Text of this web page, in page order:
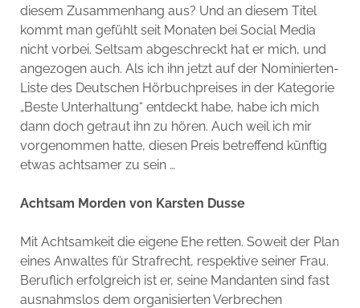
diesem Zusammenhang aus? Und an diesem Titel
kommt man gefühlt seit Monaten bei Social Media
nicht vorbei. Seltsam abgeschreckt hat er mich, und
angezogen auch. Als ich ihn jetzt auf der Nominierten-
Liste des Deutschen Hörbuchpreises in der Kategorie
„Beste Unterhaltung“ entdeckt habe, habe ich mich
dann doch getraut ihn zu hören. Auch weil ich mir
vorgenommen hatte, diesen Preis betreffend künftig
etwas achtsamer zu sein …
Achtsam Morden von Karsten Dusse
Mit Achtsamkeit die eigene Ehe retten. Soweit der Plan
eines Anwaltes für Strafrecht, respektive seiner Frau.
Beruflich erfolgreich ist er, seine Mandanten sind fast
ausnahmslos dem organisierten Verbrechen